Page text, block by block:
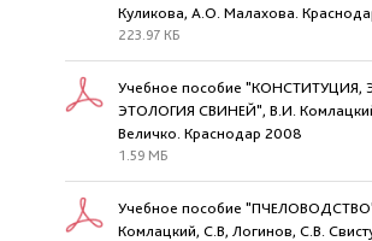
Куликова, А.О. Малахова.
223.97 КБ
Учебное пособие "КОНСТИТУЦИЯ,
ЭТОЛОГИЯ СВИНЕЙ", В.И.
Величко. Краснодар 2008
1.59 МБ
Учебное пособие
Комлацкий, С.В, Логинов, С.В.